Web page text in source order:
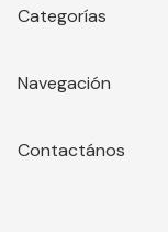
Categorías
Navegación
Contactános